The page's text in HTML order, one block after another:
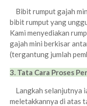
Bibit rumput gajah
bibit rumput yang
Kami menyediakan
gajah mini berkisar
(tergantung jumlah
3. Tata Cara Proses
Langkah selanjutnya
meletakkannya di atas